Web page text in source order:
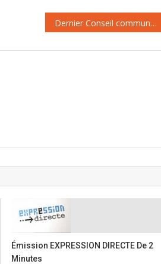
Dernier Conseil commun de la fonction publique de 2019 : des textes importants étudiés mais trop rapidement
Émission EXPRESSION DIRECTE De 2
Minutes